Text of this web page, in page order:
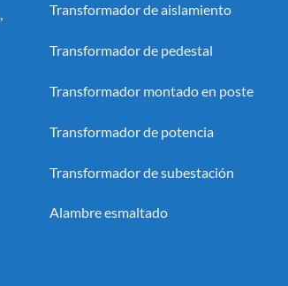
Transformador de aislamiento
Transformador de pedestal
Transformador montado en poste
Transformador de potencia
Transformador de subestación
Alambre esmaltado